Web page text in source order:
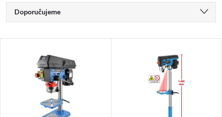
Ř
a
Doporučujeme
Nejprodávanější